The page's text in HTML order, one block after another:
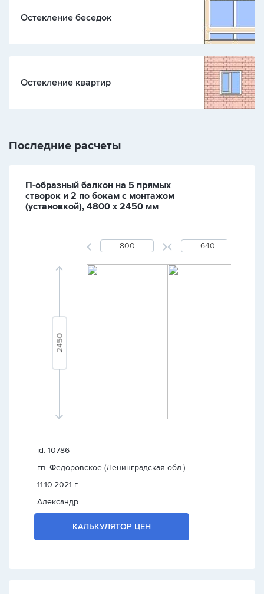
Остекление беседок
Остекление квартир
Последние расчеты
П-образный балкон на 5 прямых
створок и 2 по бокам с монтажом
(установкой), 4800 х 2450 мм
id: 10786
гп. Фёдоровское (Ленинградская обл.)
11.10.2021 г.
Александр
КАЛЬКУЛЯТОР ЦЕН